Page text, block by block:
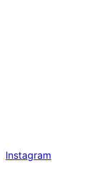
Instagram